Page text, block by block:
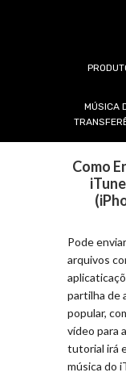
MÚSICA
Como
Pode
arquivos
partilha de
popular,
vídeo para
tutorial irá
música do